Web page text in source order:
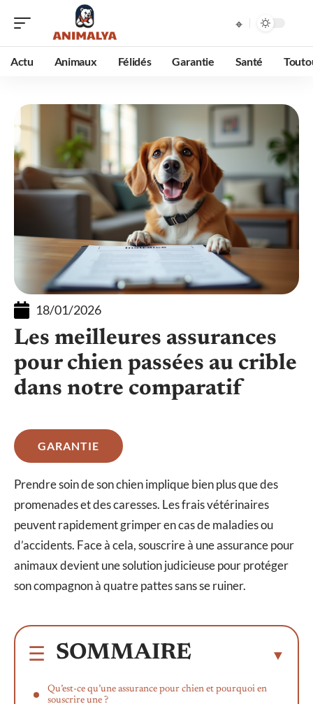
Actu Animaux Félidés Garantie Santé
18/01/2026
Les meilleures assurances
pour chien passées au crible
dans notre comparatif
GARANTIE
Prendre soin de son chien implique bien plus que des
promenades et des caresses. Les frais vétérinaires
peuvent rapidement grimper en cas de maladies ou
d’accidents. Face à cela, souscrire à une assurance pour
animaux devient une solution judicieuse pour protéger
son compagnon à quatre pattes sans se ruiner.
SOMMAIRE
Qu’est-ce qu’une assurance pour chien et pourquoi en
souscrire une ?